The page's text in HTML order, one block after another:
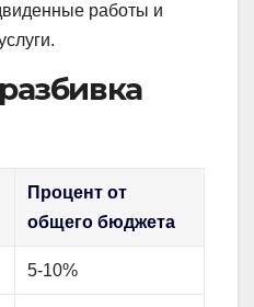
работы и
Процент от
общего бюджета
5-10%